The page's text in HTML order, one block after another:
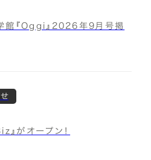
学館『Oggi』2026年9月号掲
』がオープン！